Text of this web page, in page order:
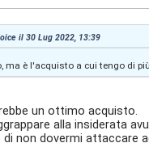
il 30 Lug 2022, 13:39
ma è l'acquisto a cui tengo di più
un ottimo acquisto.
alla insiderata
di non dovermi attaccare